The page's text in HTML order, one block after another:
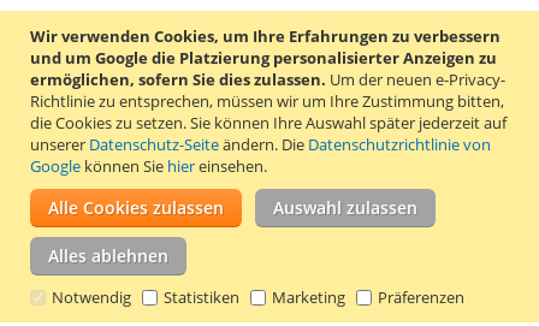
Wir verwenden Cookies, um Ihre Erfahrungen zu verbessern
und um Google die Platzierung personalisierter Anzeigen zu
ermöglichen, sofern Sie dies zulassen. Um der neuen e-Privacy-
Richtlinie zu entsprechen, müssen wir um Ihre Zustimmung bitten,
die Cookies zu setzen.Sie können Ihre Auswahl später jederzeit auf
unserer Datenschutz-Seiteändern. Die Datenschutzrichtlinie von
Google können Sie hiereinsehen.
Alle Cookies zulassen Auswahl zulassen
Alles ablehnen
Notwendig Statistiken Marketing Präferenzen
Xiaomi Poco M3 Panzerglas
5,89 €
Inkl. 19% MwSt. zzgl.Versand
In den Warenkorb
ZUR
WUNSCHLISTE
ZUR
VERGLEICHSLISTE
Displayschutzfolie aus gehärtetem Glas für
Xiaomi Poco M3. Der Displayschutz wird
mit 2 Reinigungstüchern geliefert, mit
denen der Bildschirm zuerst gereinigt